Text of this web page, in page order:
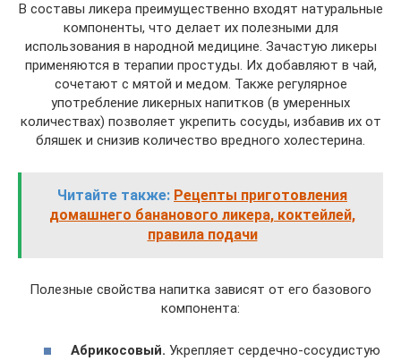
В составы ликера преимущественно входят натуральные
компоненты, что делает их полезными для
использования в народной медицине. Зачастую ликеры
применяются в терапии простуды. Их добавляют в чай,
сочетают с мятой и медом. Также регулярное
употребление ликерных напитков (в умеренных
количествах) позволяет укрепить сосуды, избавив их от
бляшек и снизив количество вредного холестерина.
Читайте также: Рецепты приготовления
домашнего бананового ликера, коктейлей,
правила подачи
Полезные свойства напитка зависят от его базового
компонента:
Абрикосовый. Укрепляет сердечно-сосудистую